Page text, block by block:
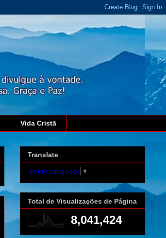
Vida Cristã
Translate
Select Language ▼
Total de Visualizações de Página
8,041,424